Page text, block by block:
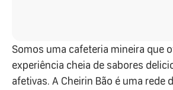
Somos uma cafeteria mineira que
experiência cheia de sabores
afetivas. A Cheirin Bão é uma rede